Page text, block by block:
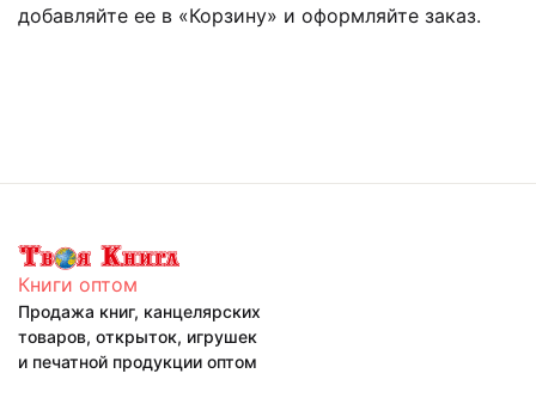
добавляйте ее в «Корзину» и оформляйте заказ.
Книги оптом
Продажа книг, канцелярских
товаров, открыток, игрушек
и печатной продукции оптом